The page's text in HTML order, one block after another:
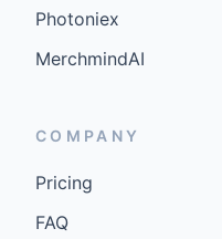
Photoniex
MerchmindAI
COMPANY
Pricing
FAQ